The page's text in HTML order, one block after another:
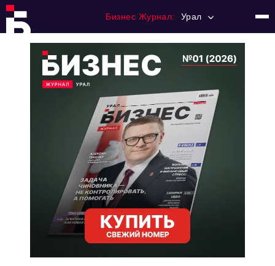
Бизнес Журнал: Урал
Тема номера